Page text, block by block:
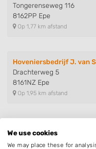
Tongerenseweg 116
8162PP Epe
Op 1,77 km afstand
Hoveniersbedrijf J. van
Drachterweg 5
8161NZ Epe
Op 1,95 km afstand
Hoveniersbedrijf Wissel
We use cookies
We may place these for